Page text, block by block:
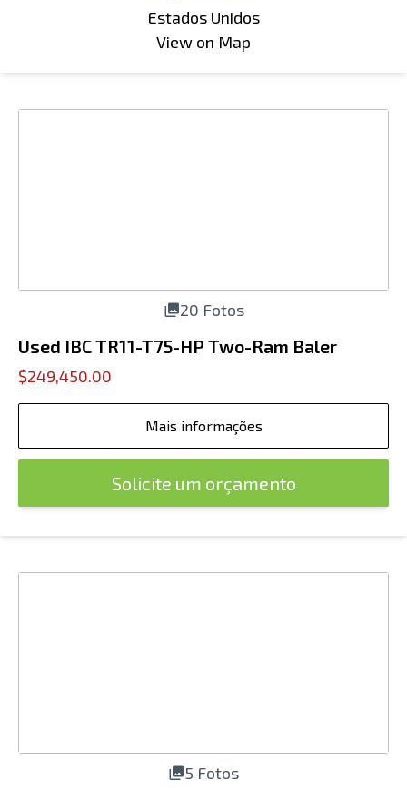
Estados Unidos
View on Map
20 Fotos
Used IBC TR11-T75-HP Two-Ram Baler
$249,450.00
Mais informações
Solicite um orçamento
5 Fotos